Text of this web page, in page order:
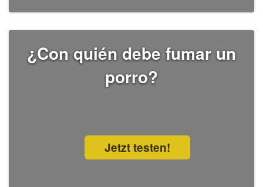
¿Con quién debe fumar un
porro?
Jetzt testen!